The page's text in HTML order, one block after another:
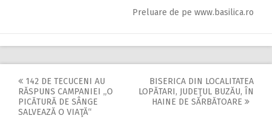
Preluare de pe www.basilica.ro
Post
navigation
142 DE TECUCENI AU
RĂSPUNS CAMPANIEI „O
PICĂTURĂ DE SÂNGE
SALVEAZĂ O VIAŢĂ“
BISERICA DIN LOCALITATEA
LOPĂTARI, JUDEŢUL BUZĂU, ÎN
HAINE DE SĂRBĂTOARE